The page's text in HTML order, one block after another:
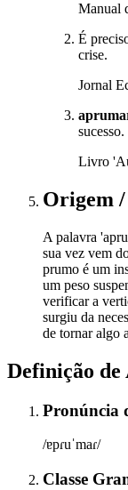
Manual
É
crise.
Jornal
sucesso.
Livro
Origem
A palavra
sua vez vem
prumo é um
um peso
verificar a
surgiu da
de tornar algo
Definição de
Pronúncia
/ɐpɾuˈmaɾ/
Classe